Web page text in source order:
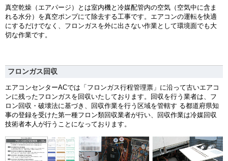
真空乾燥（エアパージ）とは室内機と冷媒配管内の空気（空気中に含ま
れる水分）を真空ポンプにて除去する工事です。エアコンの運転を快適
にするだけでなく、フロンガスを外に出さない作業として環境面でも大
切な作業です。
フロンガス回収
エアコンセンターACでは「フロンガス行程管理票」に沿って古いエアコ
ンに残ったフロンガスを回収いたしております。回収を行う業者は、フ
ロン回収・破壊法に基づき、回収作業を行う区域を管轄す る都道府県知
事の登録を受けた第一種フロン類回収業者が行い、回収作業は冷媒回収
技術者本人が行うことになっております。